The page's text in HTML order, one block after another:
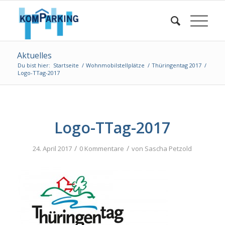
Aktuelles
Du bist hier: Startseite / Wohnmobilstellplätze / Thüringentag 2017 /
Logo-TTag-2017
Logo-TTag-2017
24. April 2017 / 0 Kommentare / von Sascha Petzold